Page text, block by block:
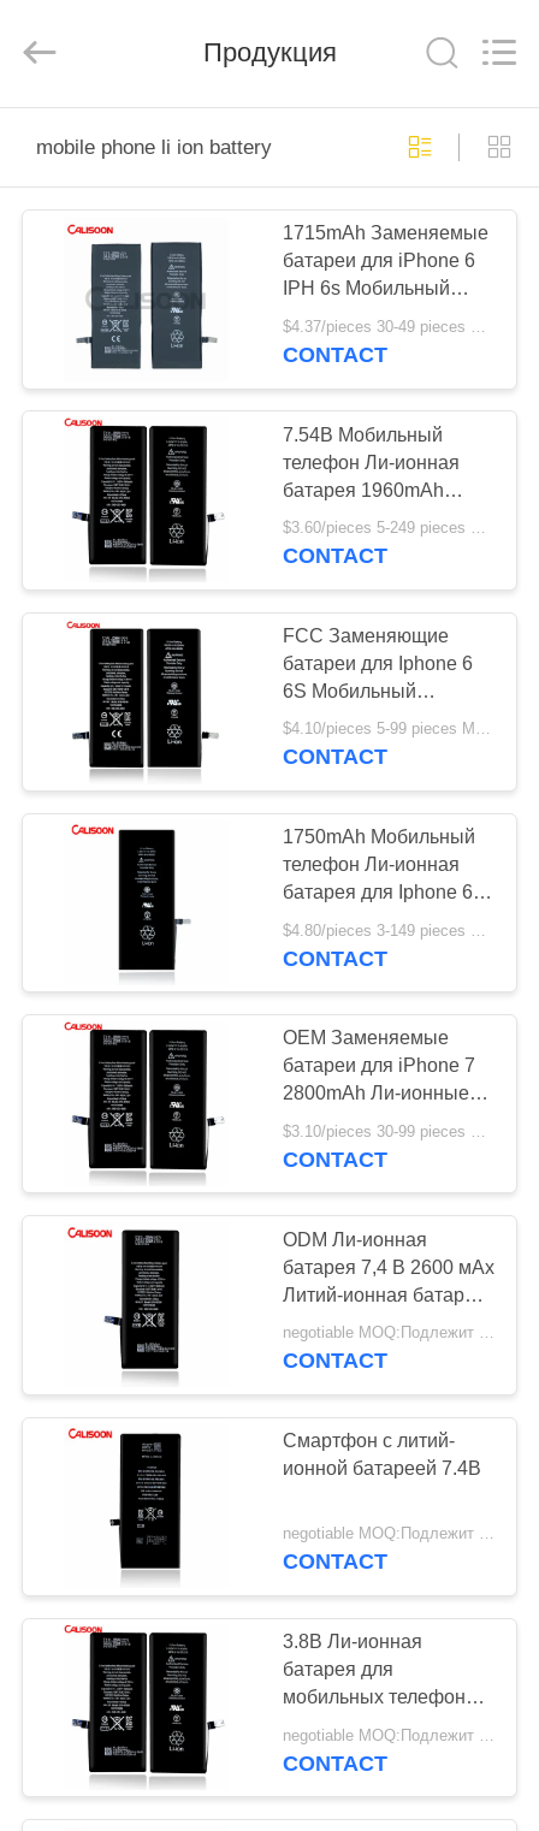
СТРАНИЦА
ПРОДУКЦИЯ
РОЛИКИ
О
КОМПАНИИ
НАША
ФАБРИКА
КОНТРОЛЬ
КАЧЕСТВА
ОТПРАВИТЬ
ЗАПРОС
PRIVACY
POLICY
Electronics
Продукция
mobile phone li ion battery
1715mAh Заменяемые
батареи для iPhone 6
IPH 6s Мобильный
телефон LI ION
$4.37/pieces 30-49 pieces MOQ:30 штук
CONTACT
7.54В Мобильный
телефон Ли-ионная
батарея 1960mAh
Оригинальная батарея
для iPhone 7
$3.60/pieces 5-249 pieces MOQ:5 частей
CONTACT
FCC Заменяющие
батареи для Iphone 6
6S Мобильный
телефон LI ION
батарея
$4.10/pieces 5-99 pieces MOQ:5 частей
CONTACT
1750mAh Мобильный
телефон Ли-ионная
батарея для Iphone 6s
Plus
CONTACT
OEM Заменяемые
батареи для iPhone 7
2800mAh Ли-ионные
батареи Замена
$3.10/pieces 30-99 pieces MOQ:30 штук
CONTACT
ODM Ли-ионная
батарея 7,4 В 2600 мАх
Литий-ионная батарея
для мобильных
телефонов
negotiable MOQ:Подлежит обсуждению
CONTACT
Смартфон с литий-
ионной батареей 7.4В
negotiable MOQ:Подлежит обсуждению
CONTACT
3.8В Ли-ионная
батарея для
мобильных телефонов
OEM перезаряжаемая
для смартфонов
CONTACT